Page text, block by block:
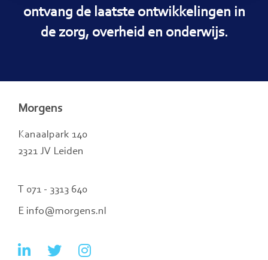
ontvang de laatste ontwikkelingen in
de zorg, overheid en onderwijs.
Morgens
Kanaalpark 140
2321 JV Leiden
T 071 - 3313 640
E info@morgens.nl
Ga
Ga
Ga